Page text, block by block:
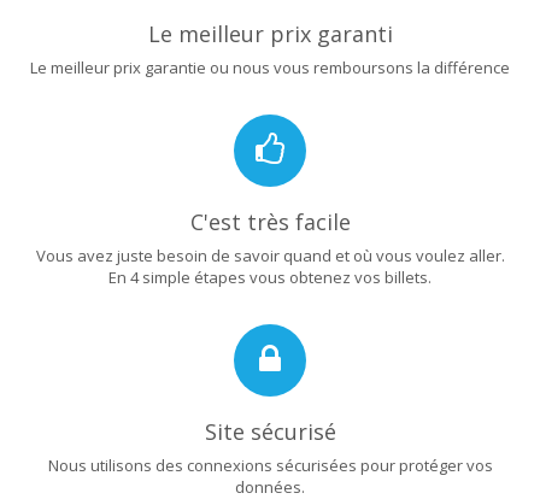
Le meilleur prix garanti
Le meilleur prix garantie ou nous vous remboursons la différence
C'est très facile
Vous avez juste besoin de savoir quand et où vous voulez aller.
En 4 simple étapes vous obtenez vos billets.
Site sécurisé
Nous utilisons des connexions sécurisées pour protéger vos
données.